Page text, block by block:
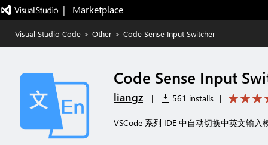
|   Marketplace
Visual Studio Code > Other > Code Sense Input Switcher
Code Sense Input
liangz | 561 installs |
VSCode 系列 IDE 中自动切换中英文输入